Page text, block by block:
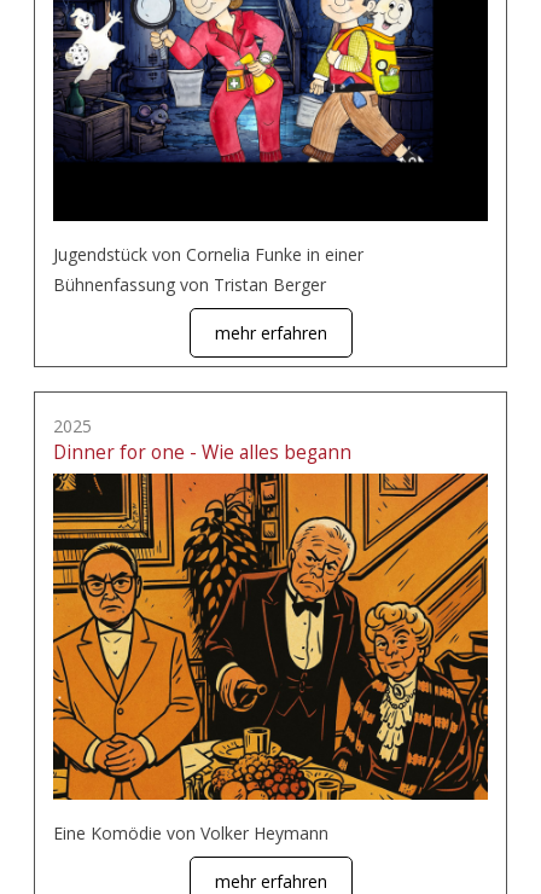
Jugendstück von Cornelia Funke in einer
Bühnenfassung von Tristan Berger
mehr erfahren
2025
Dinner for one - Wie alles begann
Eine Komödie von Volker Heymann
mehr erfahren